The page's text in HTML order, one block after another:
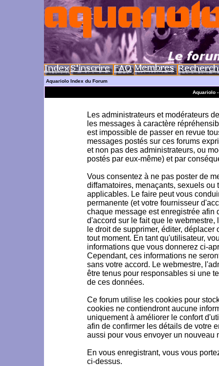
Aquariolo Index du Forum
Aquariolo
Les administrateurs et modérateurs
les messages à caractère
est impossible de passer en revue
messages postés sur ces forums
et non pas des administrateurs, ou
postés par eux-même) et par
Vous consentez à ne pas poster de
diffamatoires, menaçants, sexuels
applicables. Le faire peut vous
permanente (et votre fournisseur
chaque message est enregistrée afin
d'accord sur le fait que le
le droit de supprimer, éditer,
tout moment. En tant qu'utilisateur,
informations que vous donnerez ci-
Cependant, ces informations ne
sans votre accord. Le webmestre,
être tenus pour responsables si une
de ces données.
Ce forum utilise les cookies pour
cookies ne contiendront aucune
uniquement à améliorer le confort
afin de confirmer les détails de votre
aussi pour vous envoyer un nouveau
En vous enregistrant, vous vous
ci-dessus.